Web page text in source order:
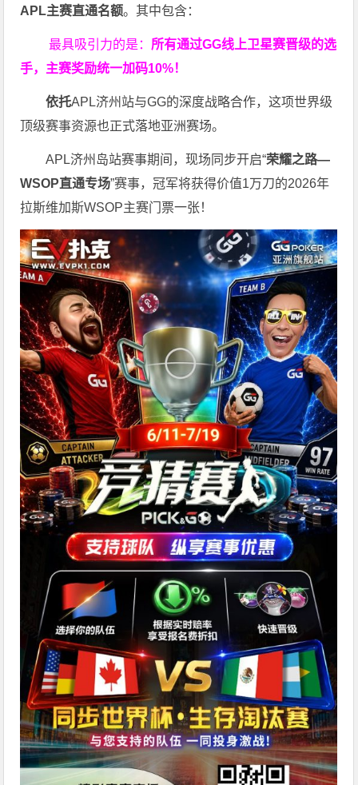
APL主赛直通名额。其中包含：
最具吸引力的是： 所有通过GG线上卫星赛晋级的选
手，主赛奖励统一加码10%！
依托APL济州站与GG的深度战略合作，这项世界级
顶级赛事资源也正式落地亚洲赛场。
APL济州岛站赛事期间，现场同步开启“荣耀之路—
WSOP直通专场”赛事，冠军将获得价值1万刀的2026年
拉斯维加斯WSOP主赛门票一张！